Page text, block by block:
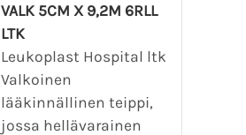
VALK 5CM X 9,2M 6RLL
LTK
Leukoplast Hospital ltk
Valkoinen
lääkinnällinen teippi,
jossa hellävarainen